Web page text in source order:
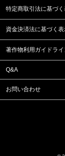
特定商取引法に基づ
資金決済法に基づく
著作物利用ガイドライ
Q&A
お問い合わせ